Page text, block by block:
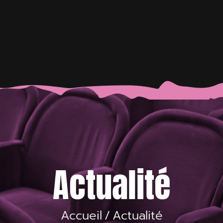
Actualité
Accueil/Actualité